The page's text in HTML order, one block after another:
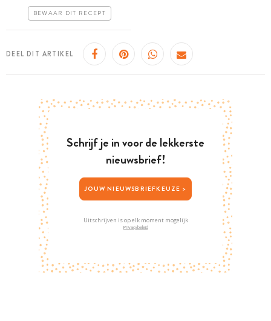
Erg makkelijk
BEWAAR DIT RECEPT
DEEL DIT ARTIKEL
Schrijf je in voor de lekkerste
nieuwsbrief!
JOUW NIEUWSBRIEFKEUZE >
Uitschrijven is op elk moment mogelijk
Privacybeleid